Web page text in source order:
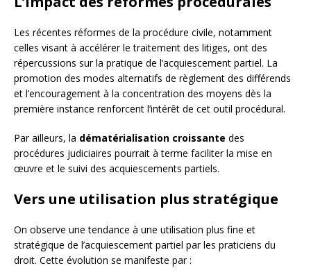
Les récentes réformes de la procédure civile, notamment
celles visant à accélérer le traitement des litiges, ont des
répercussions sur la pratique de l’acquiescement partiel. La
promotion des modes alternatifs de règlement des différends
et l’encouragement à la concentration des moyens dès la
première instance renforcent l’intérêt de cet outil procédural.
Par ailleurs, la dématérialisation croissante des
procédures judiciaires pourrait à terme faciliter la mise en
œuvre et le suivi des acquiescements partiels.
Vers une utilisation plus stratégique
On observe une tendance à une utilisation plus fine et
stratégique de l’acquiescement partiel par les praticiens du
droit. Cette évolution se manifeste par :